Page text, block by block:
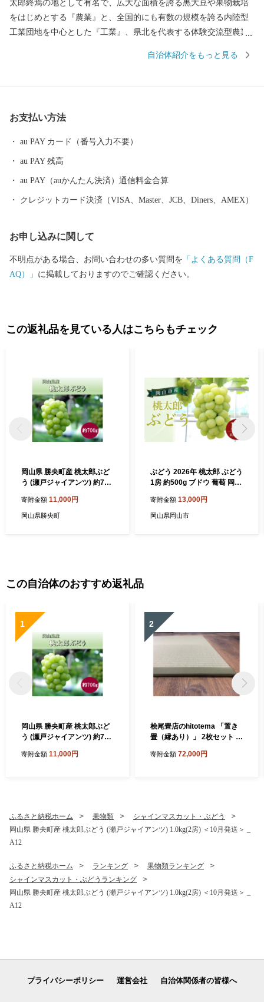
太郎終焉の地として有名で、広大な面積を誇る黒大豆や果物栽培
をはじめとする『農業』と、全国的にも有数の規模を誇る内陸型
工業団地を中心とした『工業』、県北を代表する体験交流型農業
ど、『自然』『産業』『文化』がバランス良く調和したまち。
自治体紹介をもっと見る
お支払い方法
au PAY カード（番号入力不要）
au PAY 残高
au PAY（auかんたん決済）通信料金合算
クレジットカード決済（VISA、Master、JCB、Diners、AMEX）
お申し込みに関して
不明点がある場合、お問い合わせの多い質問を 「よくある質問（F
AQ）」 に掲載しておりますのでご確認ください。
この返礼品を見ている人はこちらもチェック
岡山県 勝央町産 桃太郎ぶど
う (瀬戸ジャイアンツ) 約700
寄附金額 11,000円
岡山県勝央町
ぶどう 2026年 桃太郎 ぶどう
1房 約500g ブドウ 葡萄 岡山
ト
寄附金額 13,000円
岡山県岡山市
この自治体のおすすめ返礼品
1
岡山県 勝央町産 桃太郎ぶど
う (瀬戸ジャイアンツ) 約700
寄附金額 11,000円
2
桧尾畳店のhitotema 「置き
畳（縁あり）」 2枚セット _
寄附金額 72,000円
ふるさと納税ホーム 果物類
シャインマスカット・ぶどう
岡山県 勝央町産 桃太郎ぶどう (瀬戸ジャイアンツ) 1.0kg(2房) ＜10月発送＞ _
A12
ふるさと納税ホーム ランキング
果物類ランキング
シャインマスカット・ぶどうランキング
岡山県 勝央町産 桃太郎ぶどう (瀬戸ジャイアンツ) 1.0kg(2房) ＜10月発送＞ _
A12
プライバシーポリシー 運営会社 自治体関係者の皆様へ